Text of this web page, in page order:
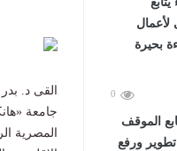
0
الموقف
تطوير ورفع
القى د.
جامعة
المصرية